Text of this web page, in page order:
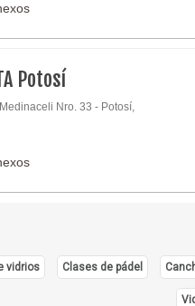
Potosí
Nro. 33 - Potosí,
vidrios Clases de pádel